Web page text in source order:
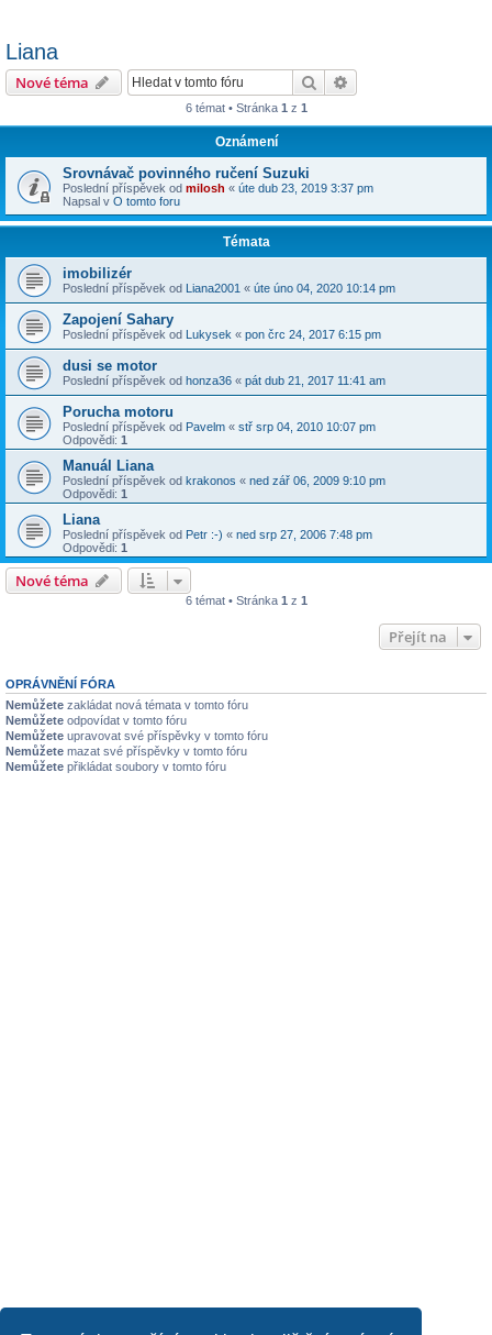
Liana
Nové téma Hledat
6 témat • Stránka 1 z 1
Oznámení
Srovnávač povinného ručení Suzuki
Poslední příspěvek od milosh « úte dub 23, 2019 3:37 pm
Napsal v O tomto foru
Témata
imobilizér
Poslední příspěvek od Liana2001 « úte úno 04, 2020 10:14 pm
Zapojení Sahary
Poslední příspěvek od Lukysek « pon črc 24, 2017 6:15 pm
dusi se motor
Poslední příspěvek od honza36 « pát dub 21, 2017 11:41 am
Porucha motoru
Poslední příspěvek od Pavelm « stř srp 04, 2010 10:07 pm
Odpovědi: 1
Manuál Liana
Poslední příspěvek od krakonos « ned zář 06, 2009 9:10 pm
Odpovědi: 1
Liana
Poslední příspěvek od Petr :-) « ned srp 27, 2006 7:48 pm
Odpovědi: 1
Nové téma
6 témat • Stránka 1 z 1
Přejít na
OPRÁVNĚNÍ FÓRA
Nemůžete zakládat nová témata v tomto fóru
Nemůžete odpovídat v tomto fóru
Nemůžete upravovat své příspěvky v tomto fóru
Nemůžete mazat své příspěvky v tomto fóru
Nemůžete přikládat soubory v tomto fóru